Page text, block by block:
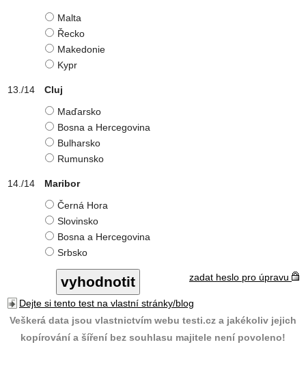
Malta
Řecko
Makedonie
Kypr
Cluj
Maďarsko
Bosna a Hercegovina
Bulharsko
Rumunsko
Maribor
Černá Hora
Slovinsko
Bosna a Hercegovina
Srbsko
zadat heslo pro úpravu
Dejte si tento test na vlastní stránky/blog
Veškerá data jsou vlastnictvím webu testi.cz a jakékoliv jejich
kopírování a šíření bez souhlasu majitele není povoleno!